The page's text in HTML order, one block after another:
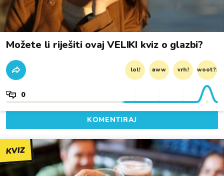
Možete li riješiti ovaj VELIKI kviz o glazbi?
lol! aww vrh! woot?!
0
KOMENTIRAJ
KVIZ